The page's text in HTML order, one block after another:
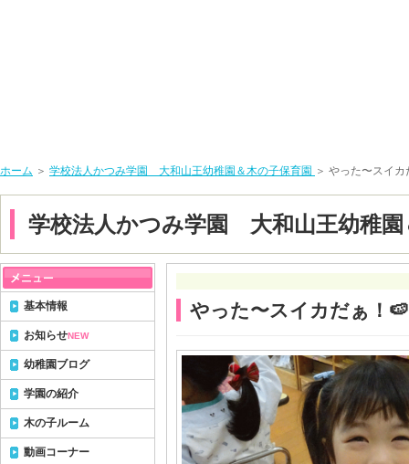
ホーム ＞ 学校法人かつみ学園 大和山王幼稚園＆木の子保育園 ＞ やった〜スイ
学校法人かつみ学園 大和山王幼稚園
やった〜スイカだぁ！🍉
基本情報
お知らせNEW
幼稚園ブログ
学園の紹介
木の子ルーム
動画コーナー